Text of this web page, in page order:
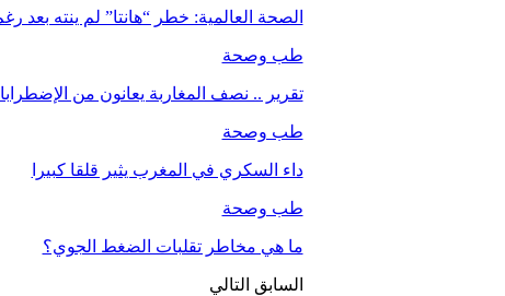
الصحة العالمية: خطر “هانتا” لم ينته
طب وصحة
تقرير .. نصف المغاربة يعانون من
طب وصحة
داء السكري في المغرب يثير قلقا كبيرا
طب وصحة
ما هي مخاطر تقلبات الضغط الجوي؟
السابق التالي